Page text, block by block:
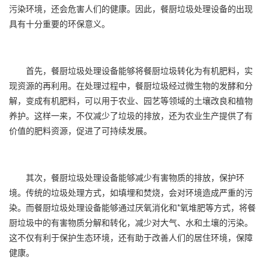
污染环境，还会危害人们的健康。因此， 餐厨垃圾处理设备的出现
具有十分重要的环保意义。
首先， 餐厨垃圾处理设备能够将餐厨垃圾转化为有机肥料，实
现资源的再利用。在处理过程中，餐厨垃圾经过微生物的发酵和分
解，变成有机肥料，可以用于农业、园艺等领域的土壤改良和植物
养护。这样一来，不仅减少了垃圾的排放，还为农业生产提供了有
价值的肥料资源，促进了可持续发展。
其次， 餐厨垃圾处理设备能够减少有害物质的排放，保护环
境。传统的垃圾处理方式，如填埋和焚烧，会对环境造成严重的污
染。而餐厨垃圾处理设备能够通过厌氧消化和*氧堆肥等方式，将餐
厨垃圾中的有害物质分解和转化，减少对大气、水和土壤的污染。
这不仅有利于保护生态环境，还有助于改善人们的居住环境，保障
健康。